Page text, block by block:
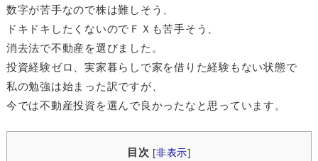
数字が苦手なので株は難しそう、
ドキドキしたくないのでＦＸも苦手そう、
消去法で不動産を選びました。
投資経験ゼロ、実家暮らしで家を借りた経験もない状態で
私の勉強は始まった訳ですが、
今では不動産投資を選んで良かったなと思っています。
目次 [非表示]